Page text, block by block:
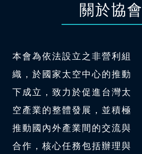
關於協會
本會為依法設立之非營利組
織，於國家太空中心的推動
下成立，致力於促進台灣太
空產業的整體發展，並積極
推動國內外產業間的交流與
合作，核心任務包括辦理與